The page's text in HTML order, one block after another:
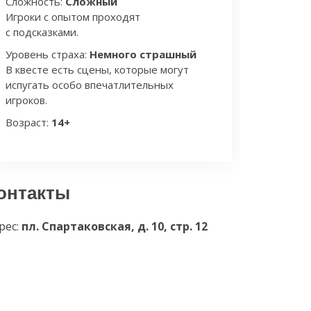
Игроки с опытом проходят
с подсказками.
Уровень страха: Немного страшный
В квесте есть сцены, которые могут
испугать особо впечатлительных
игроков.
Возраст: 14+
пл. Спартаковская, д. 10, стр. 12